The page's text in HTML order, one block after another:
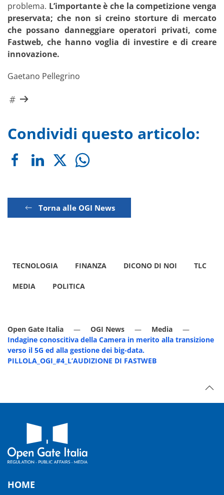
problema. L’importante è che la competizione venga
preservata; che non si creino storture di mercato
che possano danneggiare operatori privati, come
Fastweb, che hanno voglia di investire e di creare
innovazione.
Gaetano Pellegrino
Condividi questo articolo:
Torna alle OGI News
TECNOLOGIA FINANZA DICONO DI NOI TLC
MEDIA POLITICA
Open Gate Italia OGI News
Media
Indagine conoscitiva della Camera in merito alla transizione
verso il 5G ed alla gestione dei big-data.
PILLOLA_OGI_#4_L’AUDIZIONE DI FASTWEB
HOME